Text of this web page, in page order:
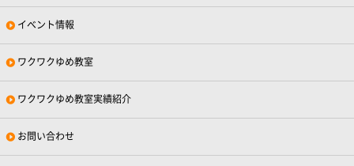
イベント情報
ワクワクゆめ教室
ワクワクゆめ教室実績紹介
お問い合わせ